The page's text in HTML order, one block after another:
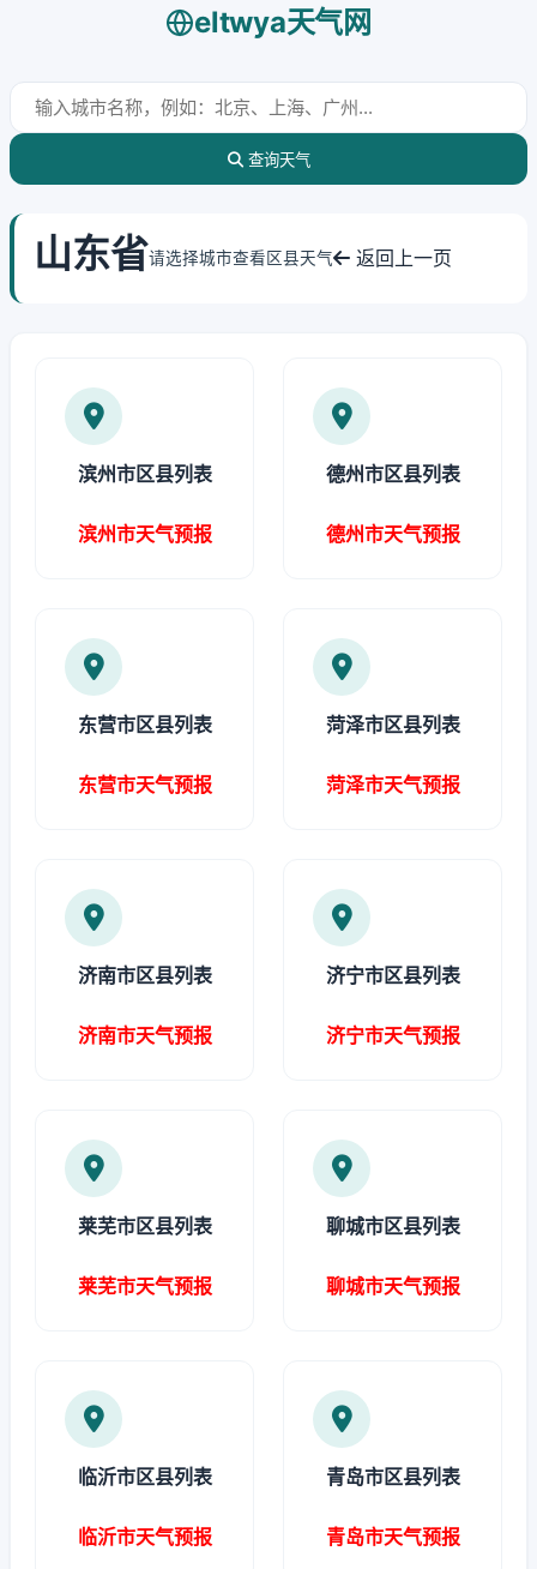
eltwya天气网
查询天气
山东省请选择城市查看区县天气 返回上一页
滨州市区县列表
滨州市天气预报
德州市区县列表
德州市天气预报
东营市区县列表
东营市天气预报
菏泽市区县列表
菏泽市天气预报
济南市区县列表
济南市天气预报
济宁市区县列表
济宁市天气预报
莱芜市区县列表
莱芜市天气预报
聊城市区县列表
聊城市天气预报
临沂市区县列表
临沂市天气预报
青岛市区县列表
青岛市天气预报